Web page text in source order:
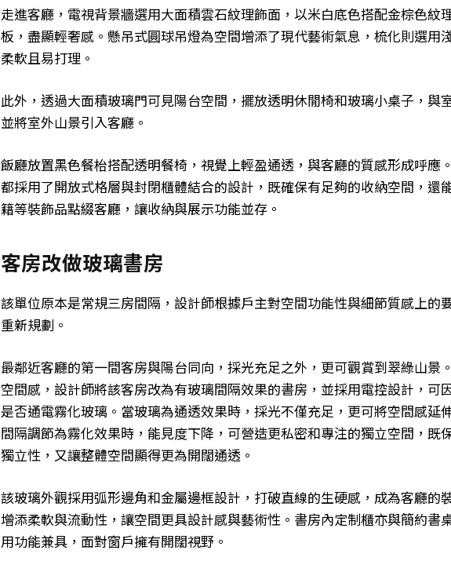
走進客廳，電視背景牆選用大面積雲石紋理飾面，以米白底色搭配金棕色紋
板，盡顯輕奢感。懸吊式圓球吊燈為空間增添了現代藝術氣息，梳化則選用
柔軟且易打理。
此外，透過大面積玻璃門可見陽台空間，擺放透明休閒椅和玻璃小桌子，與
並將室外山景引入客廳。
飯廳放置黑色餐枱搭配透明餐椅，視覺上輕盈通透，與客廳的質感形成呼應
都採用了開放式格層與封閉櫃體結合的設計，既確保有足夠的收納空間，還
籍等裝飾品點綴客廳，讓收納與展示功能並存。
客房改做玻璃書房
該單位原本是常規三房間隔，設計師根據戶主對空間功能性與細節質感上的
重新規劃。
最鄰近客廳的第一間客房與陽台同向，採光充足之外，更可觀賞到翠綠山景
空間感，設計師將該客房改為有玻璃間隔效果的書房，並採用電控設計，可
是否通電霧化玻璃。當玻璃為通透效果時，採光不僅充足，更可將空間感延
間隔調節為霧化效果時，能見度下降，可營造更私密和專注的獨立空間，既
獨立性，又讓整體空間顯得更為開闊通透。
該玻璃外觀採用弧形邊角和金屬邊框設計，打破直線的生硬感，成為客廳的
增添柔軟與流動性，讓空間更具設計感與藝術性。書房內定制櫃亦與簡約書
用功能兼具，面對窗戶擁有開闊視野。